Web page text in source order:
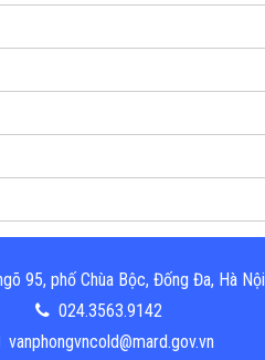
95, phố Chùa Bộc, Đống Đa, Hà Nội
024.3563.9142
vanphongvncold@mard.gov.vn